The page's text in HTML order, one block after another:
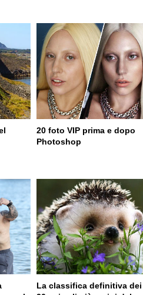
20 foto VIP prima e dopo
Photoshop
La classifica definitiva dei